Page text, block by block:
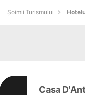
Șoimii Turismului
Casa